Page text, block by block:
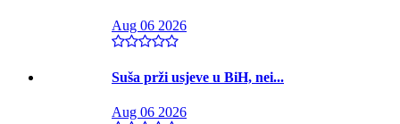
Aug 06 2026
Suša prži usjeve u BiH, nei...
Aug 06 2026